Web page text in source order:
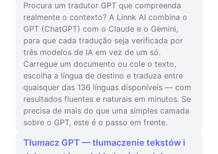
Procura um tradutor GPT que compreenda
realmente o contexto? A Linnk AI combina o
GPT (ChatGPT) com o Claude e o Gemini,
para que cada tradução seja verificada por
três modelos de IA em vez de um só.
Carregue um documento ou cole o texto,
escolha a língua de destino e traduza entre
quaisquer das 136 línguas disponíveis — com
resultados fluentes e naturais em minutos. Se
precisa de mais do que uma simples camada
sobre o GPT, este é o passo em frente.
Tłumacz GPT — tłumaczenie tekstów i